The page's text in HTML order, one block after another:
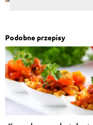
Podobne przepisy